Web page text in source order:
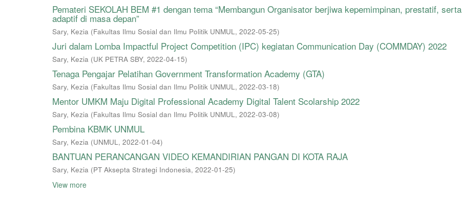
Pemateri SEKOLAH BEM #1 dengan tema “Membangun Organisator berjiwa kepemimpinan, prestatif, serta
adaptif di masa depan”
Sary, Kezia (Fakultas Ilmu Sosial dan Ilmu Politik UNMUL, 2022-05-25)
Juri dalam Lomba Impactful Project Competition (IPC) kegiatan Communication Day (COMMDAY) 2022
Sary, Kezia (UK PETRA SBY, 2022-04-15)
Tenaga Pengajar Pelatihan Government Transformation Academy (GTA)
Sary, Kezia (Fakultas Ilmu Sosial dan Ilmu Politik UNMUL, 2022-03-18)
Mentor UMKM Maju Digital Professional Academy Digital Talent Scolarship 2022
Sary, Kezia (Fakultas Ilmu Sosial dan Ilmu Politik UNMUL, 2022-03-08)
Pembina KBMK UNMUL
Sary, Kezia (UNMUL, 2022-01-04)
BANTUAN PERANCANGAN VIDEO KEMANDIRIAN PANGAN DI KOTA RAJA
Sary, Kezia (PT Aksepta Strategi Indonesia, 2022-01-25)
View more